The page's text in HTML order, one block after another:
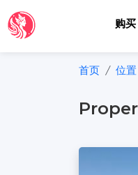
购买
首页 位置